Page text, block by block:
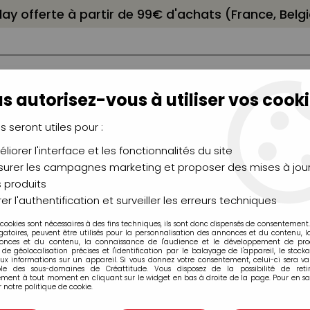
offerte à partir de 99€ d'achats (France,
CHÂSSIS
CHEVALETS
AÉROGRAPHIE
MODÉLISME
MOULAGE
CYANOACRYLATE FORMULE GEL AVEC POINTES DE PRECISION
COLLE
POINTES DE
autorisez-vous à utiliser vos
seront utiles pour :
l'interface et les fonctionnalités du site
les campagnes marketing et proposer des mises à
produits
l'authentification et surveiller les erreurs techniques
sont nécessaires à des fins techniques, ils sont donc dispensés de
peuvent être utilisés pour la personnalisation des annonces et du contenu,
et du contenu, la connaissance de l'audience et le développement de
de géolocalisation précises et l'identification par le balayage de l'appareil, le
informations sur un appareil. Si vous donnez votre consentement, celui-ci sera
des sous-domaines de Créattitude. Vous disposez de la possibilité de
à tout moment en cliquant sur le widget en bas à droite de la page. Pour en
notre politique de cookie.